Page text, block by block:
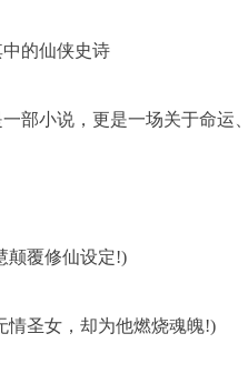
的仙侠史诗
一部小说，更是一场关于命运
颠覆修仙设定!)
情圣女，却为他燃烧魂魄!)